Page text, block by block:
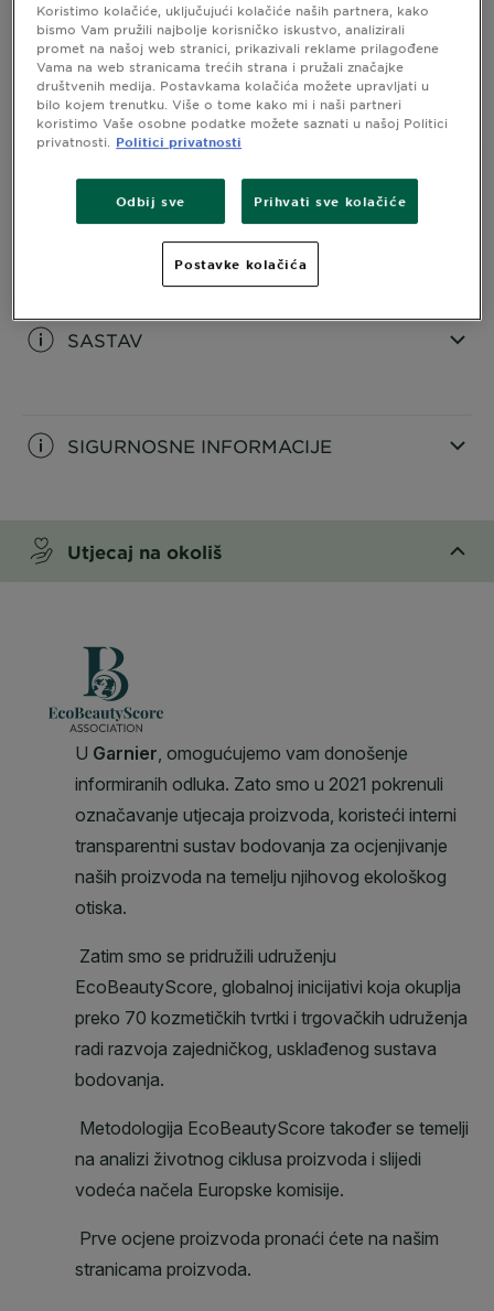
BOLJA BOJA
PAKIRANJE
1 SET
KUPI
CLOSE SUBPANEL
SASTAV
SIGURNOSNE INFORMACIJE
Utjecaj na okoliš
Koristimo kolačiće, uključujući kolačiće naših partnera, kako
bismo Vam pružili najbolje korisničko iskustvo, analizirali
promet na našoj web stranici, prikazivali reklame prilagođene
Vama na web stranicama trećih strana i pružali značajke
društvenih medija. Postavkama kolačića možete upravljati u
bilo kojem trenutku. Više o tome kako mi i naši partneri
koristimo Vaše osobne podatke možete saznati u našoj Politici
privatnosti.
Politici privatnosti
Odbij sve Prihvati sve kolačiće
Postavke kolačića